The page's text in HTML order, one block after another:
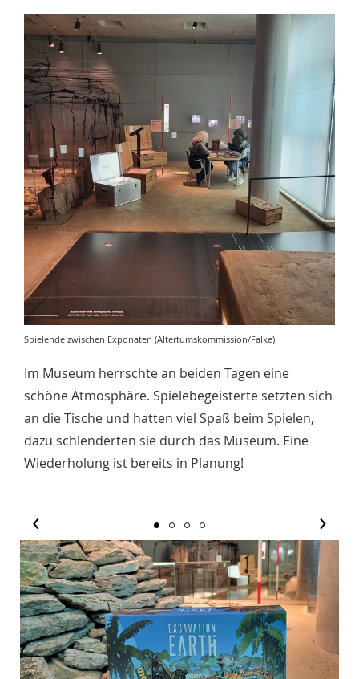
Spielende zwischen Exponaten (Altertumskommission/Falke).
Im Museum herrschte an beiden Tagen eine
schöne Atmosphäre. Spielebegeisterte setzten sich
an die Tische und hatten viel Spaß beim Spielen,
dazu schlenderten sie durch das Museum. Eine
Wiederholung ist bereits in Planung!
‹ ›